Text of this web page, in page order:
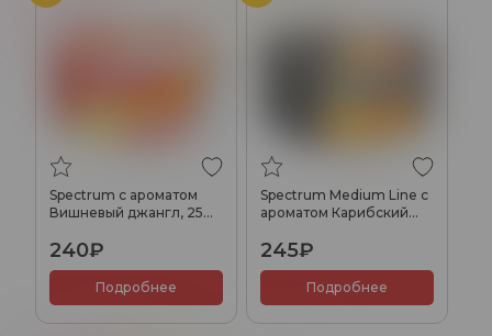
Вишня
Spectrum с ароматом
Вишневый джангл, 25
240₽
Подробнее
Ром
Spectrum Medium Line с
ароматом Карибский
245₽
Подробнее